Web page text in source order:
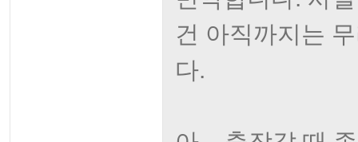
건 아직까지는
다.